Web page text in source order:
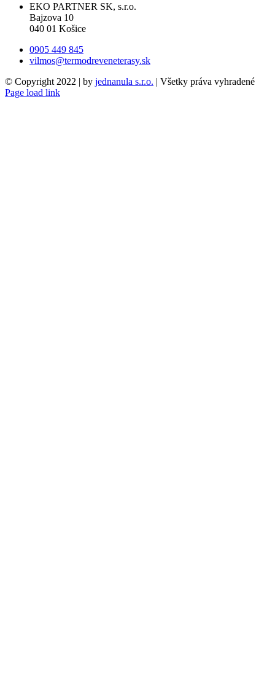
EKO PARTNER SK, s.r.o.
Bajzova 10
040 01 Košice
0905 449 845
vilmos@termodreveneterasy.sk
© Copyright 2022 | by jednanula s.r.o. | Všetky práva vyhradené
Page load link